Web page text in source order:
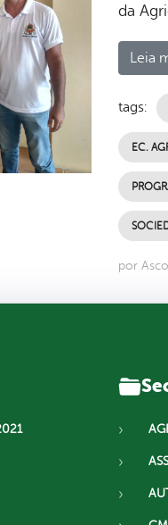
da
Leia
tags:
EC.
por